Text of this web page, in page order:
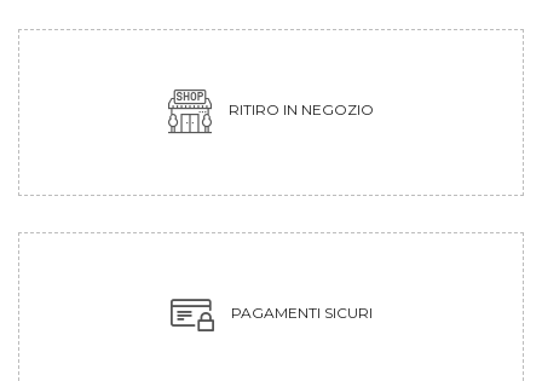
RITIRO IN NEGOZIO
PAGAMENTI SICURI